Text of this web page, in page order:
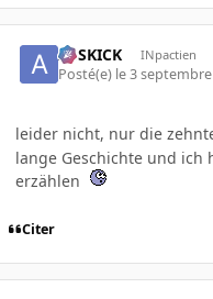
ASSKICK INpactien
Posté(e) le 3
leider nicht, nur die
lange Geschichte und ich
erzählen
Citer